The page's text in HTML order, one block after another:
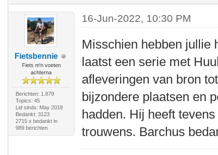
Fietsbennie
Fiets m'n voeten
achterna
Berichten: 1.879
Topics: 45
Lid sinds: May 2018
Bedankt: 3123
2715 x bedankt in
989 berichten
16-Jun-2022, 10:30 PM
Misschien hebben jullie
laatst een serie met
afleveringen van bron
bijzondere plaatsen en
hadden. Hij heeft
trouwens. Barchus